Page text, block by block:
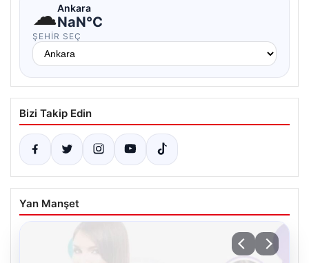
☁Ankara
NaN°C
ŞEHIR SEÇ
Bizi Takip Edin
Yan Manşet